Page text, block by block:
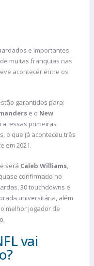
e importantes
muitas franquias nas
acontecer entre os
garantidos para:
e o New
essas primeiras
o que já aconteceu três
em 2021.
será Caleb Williams,
confirmado no
30 touchdowns e
universitária, além
melhor jogador de
vai